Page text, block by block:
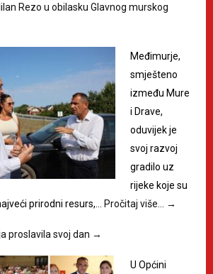
Rezo u obilasku Glavnog murskog
Međimurje,
smješteno
između Mure
i Drave,
oduvijek je
svoj razvoj
gradilo uz
rijeke koje su
prirodni resurs,…
Pročitaj više… →
proslavila svoj dan →
U Općini